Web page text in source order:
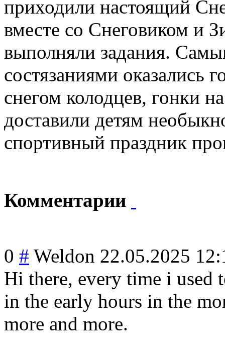
приходили настоящий
вместе со Снеговиком и
выполняли задания.
состязаниями оказались
снегом колодцев, гонки
доставили детям
спортивный праздник
Комментарии
0 # Weldon 22.05.2025
Hi there, every time i used
in the early hours in the
more and more.